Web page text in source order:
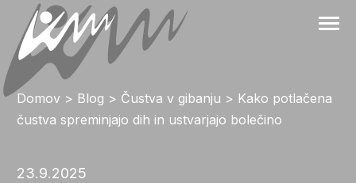
content
Domov > Blog > Čustva v gibanju > Kako potlačena
čustva spreminjajo dih in ustvarjajo bolečino
23.9.2025